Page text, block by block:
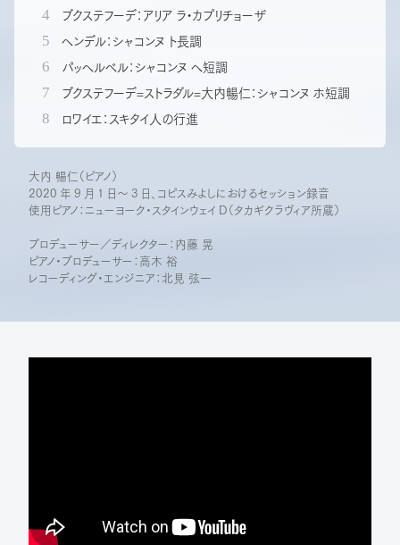
ブクステフーデ：アリア ラ・カプリチョーザ
ヘンデル：シャコンヌ ト長調
パッヘルベル：シャコンヌ ヘ短調
ブクステフーデ=ストラダル=大内暢仁：シャコンヌ ホ短調
ロワイエ：スキタイ人の行進
大内 暢仁（ピアノ）
2020 年 9 月 1 日～ 3 日、コピスみよしにおけるセッション録音
使用ピアノ：ニューヨーク・スタインウェイ D（タカギクラヴィア所蔵）
プロデューサー／ディレクター：内藤 晃
ピアノ・プロデューサー：高木 裕
レコーディング・エンジニア：北見 弦一